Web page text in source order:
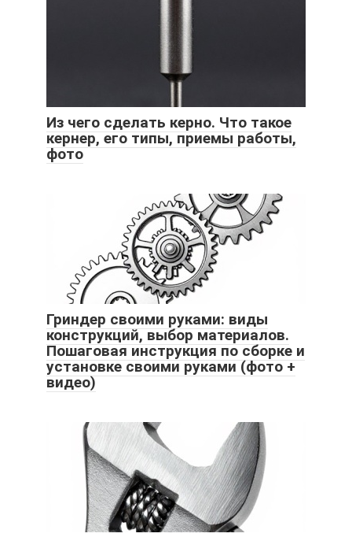
Из чего сделать керно. Что такое
кернер, его типы, приемы работы,
фото
Гриндер своими руками: виды
конструкций, выбор материалов.
Пошаговая инструкция по сборке и
установке своими руками (фото +
видео)